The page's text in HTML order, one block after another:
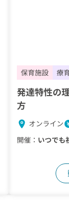
保育施設 療
発達特性の
方
オンライン
開催： いつでも